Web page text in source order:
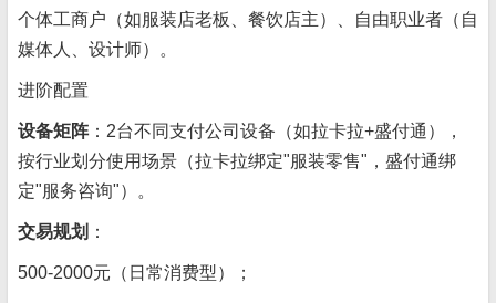
个体工商户（如服装店老板、餐饮店主）、自由职业者（自
媒体人、设计师）。
进阶配置
设备矩阵：2台不同支付公司设备（如拉卡拉+盛付通），
按行业划分使用场景（拉卡拉绑定"服装零售"，盛付通绑
定"服务咨询"）。
交易规划 ：
500-2000元（日常消费型）；